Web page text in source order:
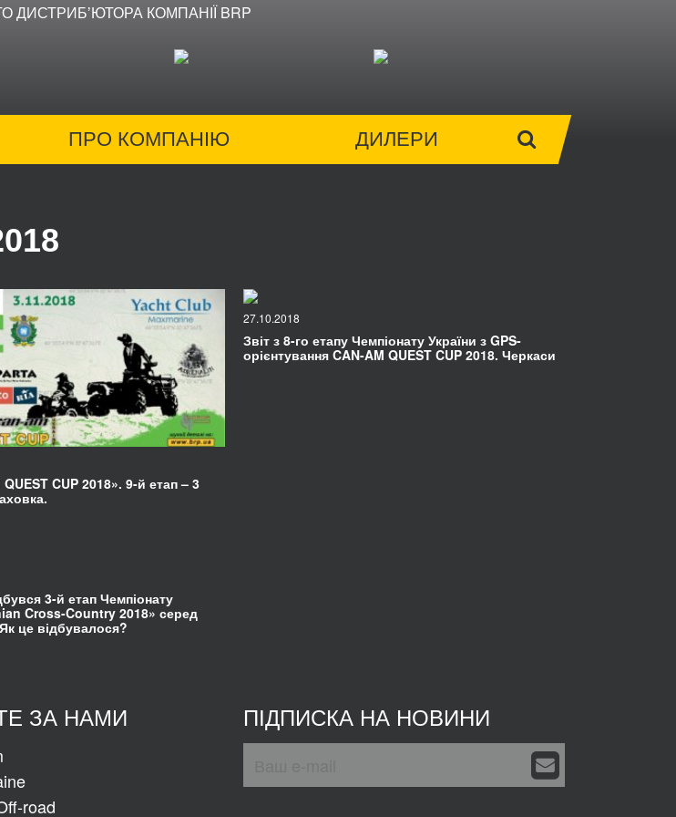
ДИСТРИБʼЮТОРА КОМПАНІЇ BRP
ПРО КОМПАНІЮ ДИЛЕРИ
CUP 2018». 9-й етап – 3
27.10.2018
Звіт з 8-го етапу Чемпіонату України з GPS-
орієнтування CAN-AM QUEST CUP 2018. Черкаси
3-й етап Чемпіонату
Cross-Country 2018» серед
це відбувалося?
ПІДПИСКА НА НОВИНИ
ЗА НАМИ
road